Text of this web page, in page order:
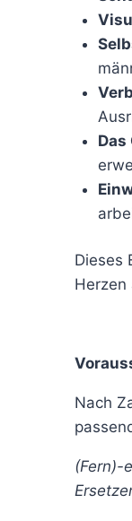
Das
Dieses
Nach
(Fern)-